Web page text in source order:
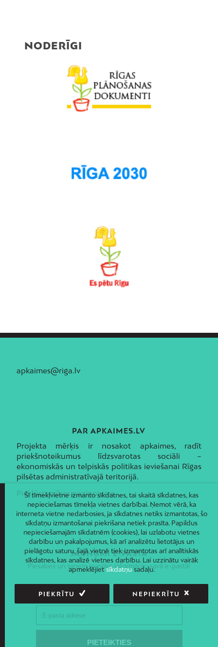
NODERĪGI
apkaimes@riga.lv
PAR APKAIMES.LV
Projekta mērķis ir nosakot apkaimes, radīt
priekšnoteikumus līdzsvarotas sociāli –
ekonomiskās un telpiskās politikas ieviešanai Rīgas
pilsētas administratīvajā teritorijā.
Piekļūstamības paziņojums
JAUNUMI E-PASTĀ
Piesakies un saņem jaunāko informāciju savā e-pastā!
Šī tīmekļvietne izmanto sīkdatnes, tai skaitā sīkdatnes, kas
nepieciešamas tīmekļa vietnes darbībai. Ņemot vērā, ka
interneta vietne nedarbosies, ja sīkdatnes netiks izmantotas, šo
sīkdatņu izmantošanai piekrišana netiek prasīta. Papildus
nepieciešamajām sīkdatnēm (cookies), lai uzlabotu vietnes
darbību un pakalpojumus, kā arī analizētu lietotājus un
pielāgotu saturu, šajā vietnē tiek izmantotas arī analītiskās
sīkdatnes, kas analizē vietnes darbību. Lai uzzinātu vairāk
apmeklējietsīkdatņusadaļu.
PIEKRĪTU NEPIEKRĪTU